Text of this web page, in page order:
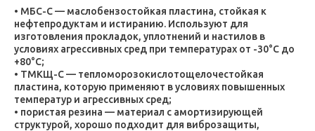
МБС-С — маслобензостойкая пластина, стойкая к
нефтепродуктам и истиранию. Используют для
изготовления прокладок, уплотнений и настилов в
условиях агрессивных сред при температурах от -30°C до
+80°C;
ТМКЩ-С — тепломорозокислотощелочестойкая
пластина, которую применяют в условиях повышенных
температур и агрессивных сред;
пористая резина — материал с амортизирующей
структурой, хорошо подходит для виброзащиты,